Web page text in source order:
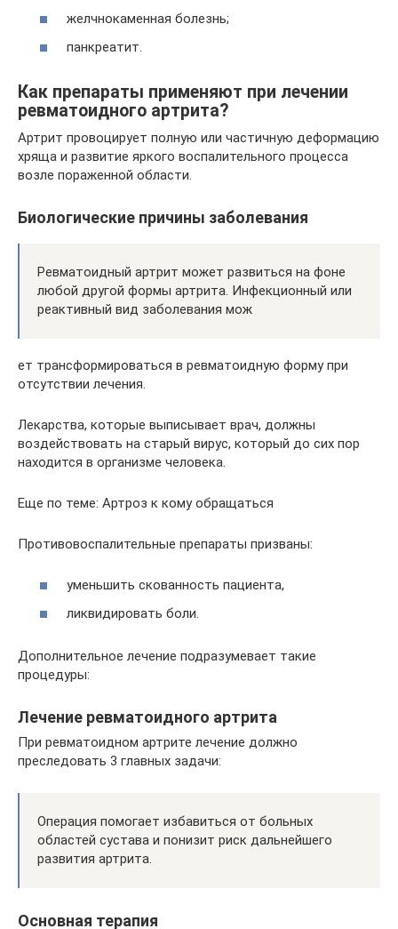
желчнокаменная болезнь;
панкреатит.
Как препараты применяют при лечении
ревматоидного артрита?
Артрит провоцирует полную или частичную деформацию
хряща и развитие яркого воспалительного процесса
возле пораженной области.
Биологические причины заболевания
Ревматоидный артрит может развиться на фоне
любой другой формы артрита. Инфекционный или
реактивный вид заболевания мож
ет трансформироваться в ревматоидную форму при
отсутствии лечения.
Лекарства, которые выписывает врач, должны
воздействовать на старый вирус, который до сих пор
находится в организме человека.
Еще по теме: Артроз к кому обращаться
Противовоспалительные препараты призваны:
уменьшить скованность пациента,
ликвидировать боли.
Дополнительное лечение подразумевает такие
процедуры:
Лечение ревматоидного артрита
При ревматоидном артрите лечение должно
преследовать 3 главных задачи:
Операция помогает избавиться от больных
областей сустава и понизит риск дальнейшего
развития артрита.
Основная терапия